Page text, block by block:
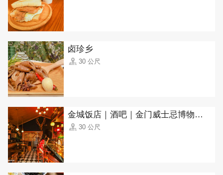
卤珍乡
30 公尺
金城饭店｜酒吧｜金门威士忌博物馆(Jincheng Hotel, Kinmen Whisky Museum)
30 公尺